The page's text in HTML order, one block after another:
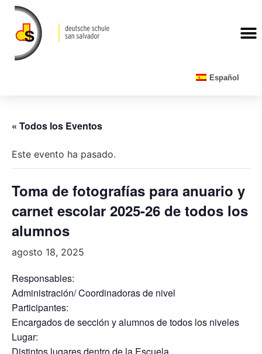
Español
« Todos los Eventos
Este evento ha pasado.
Toma de fotografías para anuario y
carnet escolar 2025-26 de todos los
alumnos
agosto 18, 2025
Responsables:
Administración/ Coordinadoras de nivel
Participantes:
Encargados de sección y alumnos de todos los niveles
Lugar: